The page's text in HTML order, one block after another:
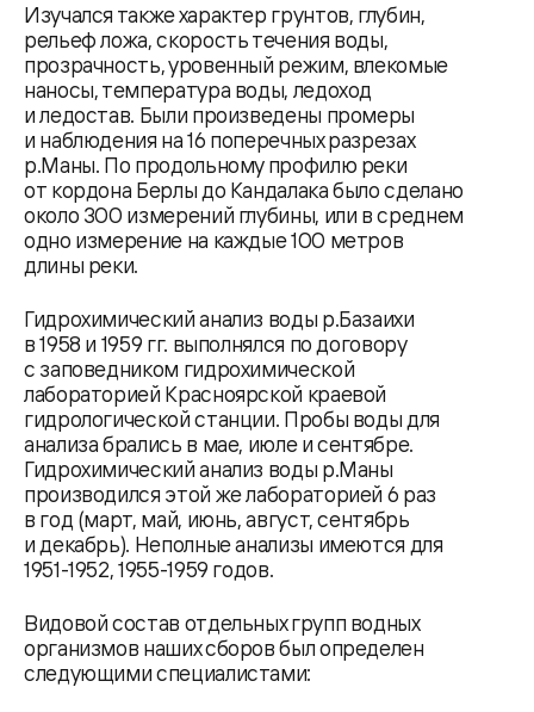
Изучался также характер грунтов, глубин,
рельеф ложа, скорость течения воды,
прозрачность, уровенный режим, влекомые
наносы, температура воды, ледоход
и ледостав. Были произведены промеры
и наблюдения на 16 поперечных разрезах
р.Маны. По продольному профилю реки
от кордона Берлы до Кандалака было сделано
около 300 измерений глубины, или в среднем
одно измерение на каждые 100 метров
длины реки.
Гидрохимический анализ воды р.Базаихи
в 1958 и 1959 гг. выполнялся по договору
с заповедником гидрохимической
лабораторией Красноярской краевой
гидрологической станции. Пробы воды для
анализа брались в мае, июле и сентябре.
Гидрохимический анализ воды р.Маны
производился этой же лабораторией 6 раз
в год (март, май, июнь, август, сентябрь
и декабрь). Неполные анализы имеются для
1951-1952, 1955-1959 годов.
Видовой состав отдельных групп водных
организмов наших сборов был определен
следующими специалистами: